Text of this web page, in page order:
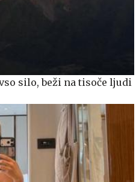
silo, beži na tisoče ljudi